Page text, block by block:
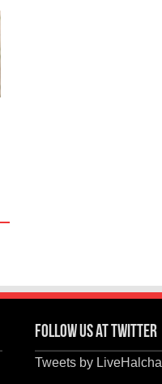
Follow us at Twitter
Tweets by LiveHalchal